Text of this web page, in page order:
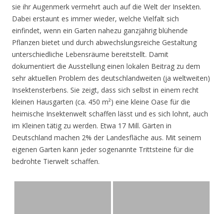
sie ihr Augenmerk vermehrt auch auf die Welt der Insekten.
Dabei erstaunt es immer wieder, welche Vielfalt sich
einfindet, wenn ein Garten nahezu ganzjährig blühende
Pflanzen bietet und durch abwechslungsreiche Gestaltung
unterschiedliche Lebensräume bereitstellt. Damit
dokumentiert die Ausstellung einen lokalen Beitrag zu dem
sehr aktuellen Problem des deutschlandweiten (ja weltweiten)
Insektensterbens. Sie zeigt, dass sich selbst in einem recht
kleinen Hausgarten (ca. 450 m²) eine kleine Oase für die
heimische Insektenwelt schaffen lässt und es sich lohnt, auch
im Kleinen tätig zu werden. Etwa 17 Mill. Gärten in
Deutschland machen 2% der Landesfläche aus. Mit seinem
eigenen Garten kann jeder sogenannte Trittsteine für die
bedrohte Tierwelt schaffen.